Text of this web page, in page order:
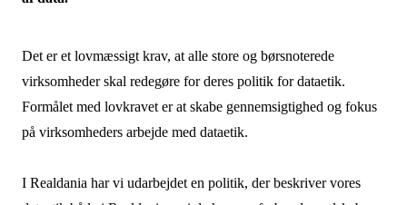
Det er et lovmæssigt krav, at alle store og børsnoterede
virksomheder skal redegøre for deres politik for dataetik.
Formålet med lovkravet er at skabe gennemsigtighed og fokus
på virksomheders arbejde med dataetik.
I Realdania har vi udarbejdet en politik, der beskriver vores